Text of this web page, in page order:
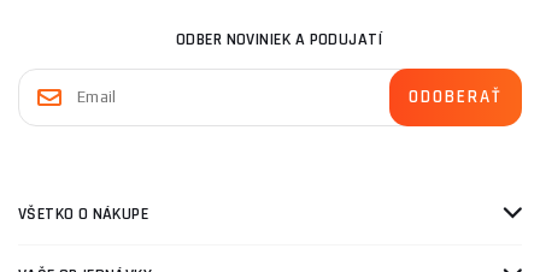
ODBER NOVINIEK A PODUJATÍ
VŠETKO O NÁKUPE